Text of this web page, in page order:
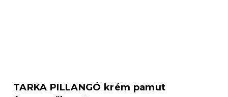
TARKA PILLANGÓ krém pamut